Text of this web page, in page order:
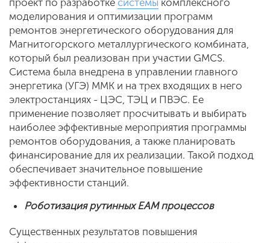
моделирования и оптимизации программ
ремонтов энергетического оборудования для
Магнитогорского металлургического комбината,
который был реализован при участии GMCS.
Система была внедрена в управлении главного
энергетика (УГЭ) ММК и на трех входящих в него
электростанциях - ЦЭС, ТЭЦ и ПВЭС. Ее
применение позволяет просчитывать и выбирать
наиболее эффективные мероприятия программы
ремонтов оборудования, а также планировать
финансирование для их реализации. Такой подход
обеспечивает значительное повышение
эффективности станций.
Роботизация рутинныхEAM процессов
Существенных результатов повышения